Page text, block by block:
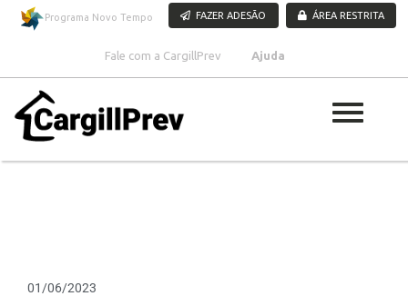
Pular para o conteúdo
Programa Novo Tempo FAZER ADESÃO ÁREA RESTRITA
Fale com a CargillPrev Ajuda
01/06/2023